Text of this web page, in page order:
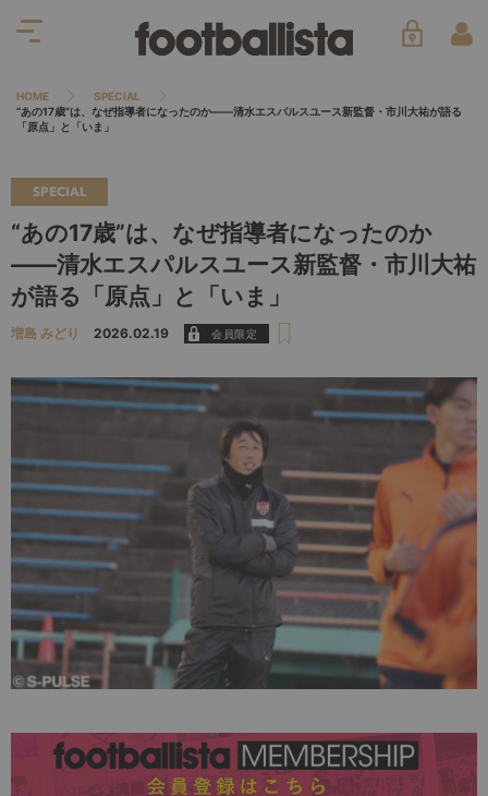
HOME
SPECIAL
“あの17歳”は、なぜ指導者になったのか――清水エスパルスユース新監督・市川大祐が語る
「原点」と「いま」
SPECIAL
“あの17歳”は、なぜ指導者になったのか
――清水エスパルスユース新監督・市川大祐
が語る「原点」と「いま」
増島 みどり 2026.02.19